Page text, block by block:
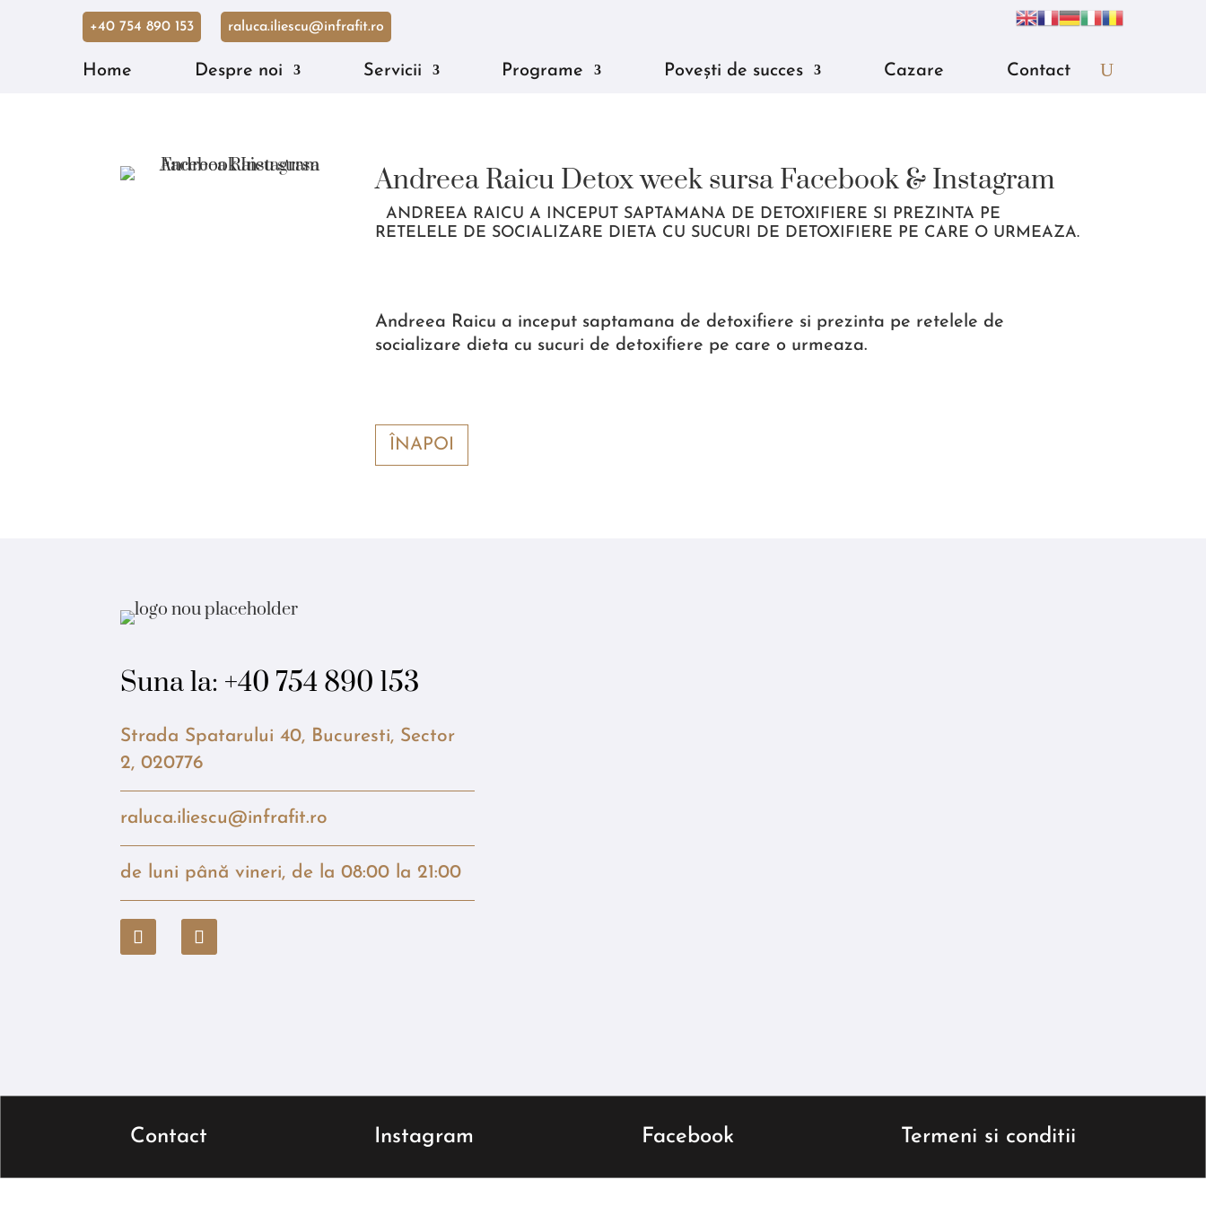
+40 754 890 153 raluca.iliescu@infrafit.ro
Home Despre noi Servicii Programe Povești de succes Cazare Contact
Andreea Raicu Detox week sursa Facebook & Instagram
ANDREEA RAICU A INCEPUT SAPTAMANA DE DETOXIFIERE SI PREZINTA PE
RETELELE DE SOCIALIZARE DIETA CU SUCURI DE DETOXIFIERE PE CARE O URMEAZA.
Andreea Raicu a inceput saptamana de detoxifiere si prezinta pe retelele de
socializare dieta cu sucuri de detoxifiere pe care o urmeaza.
ÎNAPOI
Suna la: +40 754 890 153
Strada Spatarului 40, Bucuresti, Sector
2, 020776
raluca.iliescu@infrafit.ro
de luni până vineri, de la 08:00 la 21:00
Contact Instagram Facebook Termeni si conditii